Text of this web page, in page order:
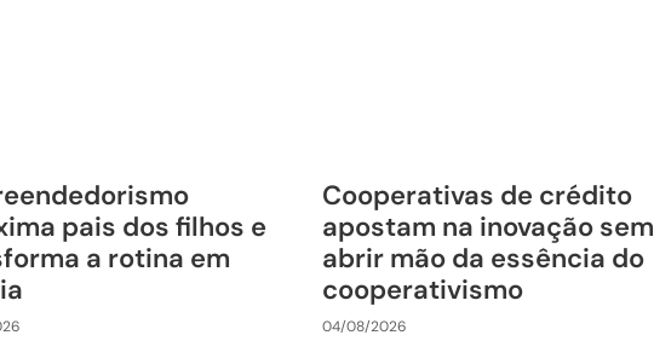
pais dos filhos e
a rotina em
Cooperativas de crédito
apostam na inovação sem
abrir mão da essência do
cooperativismo
04/08/2026